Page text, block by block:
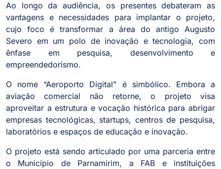
Ao longo da audiência, os presentes debateram as
vantagens e necessidades para implantar o projeto,
cujo foco é transformar a área do antigo Augusto
Severo em um polo de inovação e tecnologia, com
ênfase em pesquisa, desenvolvimento e
empreendedorismo.
O nome “Aeroporto Digital” é simbólico. Embora a
aviação comercial não retorne, o projeto visa
aproveitar a estrutura e vocação histórica para abrigar
empresas tecnológicas, startups, centros de pesquisa,
laboratórios e espaços de educação e inovação.
O projeto está sendo articulado por uma parceria entre
o Município de Parnamirim, a FAB e instituições